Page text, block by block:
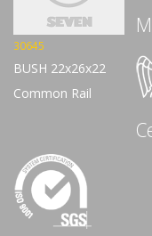
30645
BUSH 22x26x22
Common Rail